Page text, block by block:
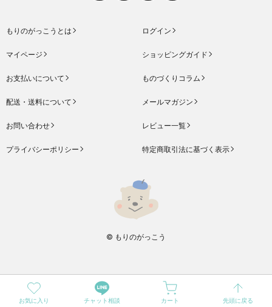
もりのがっこうとは ログイン
マイページ ショッピングガイド
お支払いについて ものづくりコラム
配送・送料について メールマガジン
お問い合わせ レビュー一覧
プライバシーポリシー 特定商取引法に基づく表示
© もりのがっこう
お気に入り チャット相談 カート 先頭に戻る